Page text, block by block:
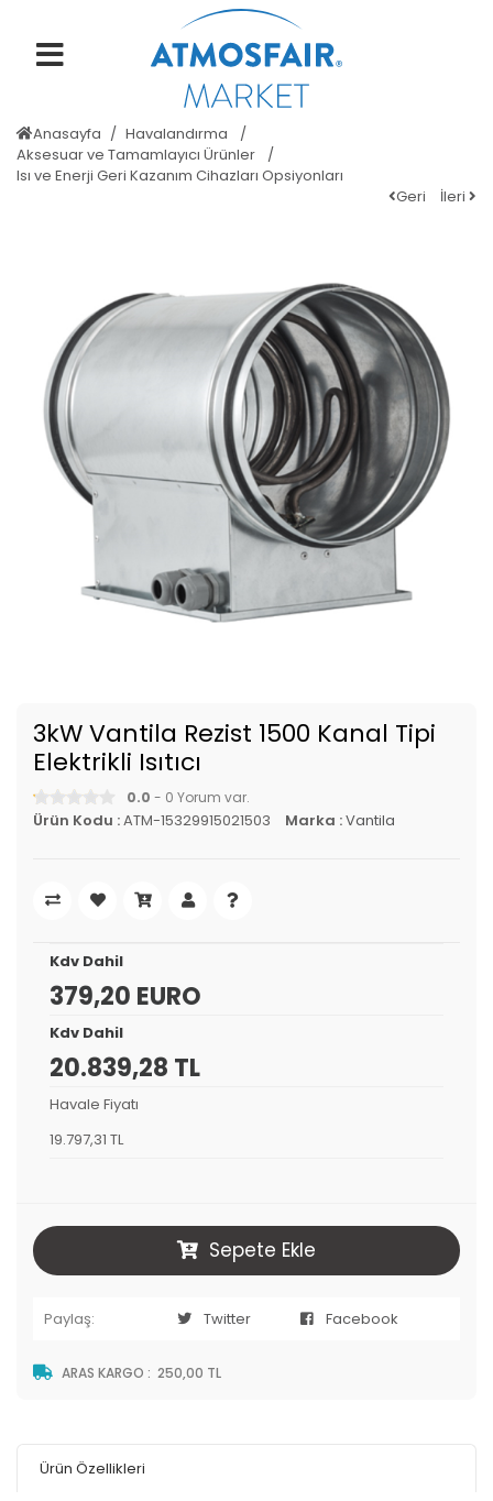
Anasayfa
Havalandırma
Aksesuar ve Tamamlayıcı Ürünler
Isı ve Enerji Geri Kazanım Cihazları Opsiyonları
Geri
İleri
3kW Vantila Rezist 1500 Kanal Tipi
Elektrikli Isıtıcı
0.0 - 0 Yorum var.
Ürün Kodu :ATM-15329915021503 Marka :Vantila
Kdv Dahil
379,20 EURO
Kdv Dahil
20.839,28 TL
Havale Fiyatı
19.797,31 TL
Sepete Ekle
Paylaş: Twitter Facebook
ARAS KARGO : 250,00 TL
Ürün Özellikleri